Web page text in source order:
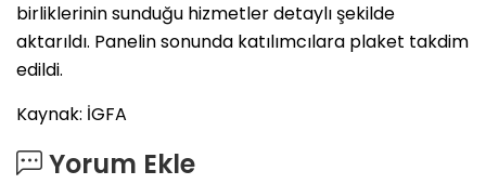
birliklerinin sunduğu hizmetler detaylı şekilde
aktarıldı. Panelin sonunda katılımcılara plaket takdim
edildi.
Kaynak: İGFA
Yorum Ekle